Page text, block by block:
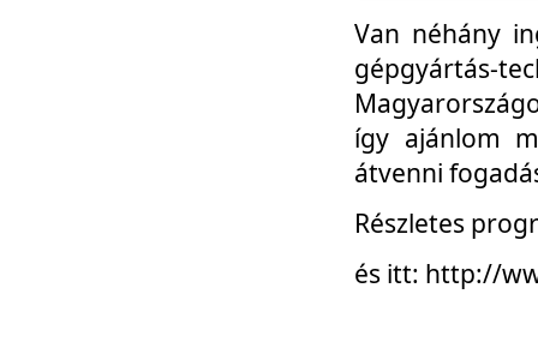
Van néhány
gépgyártás-
így ajánlom
átvenni
Részletes
és itt: http://